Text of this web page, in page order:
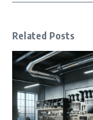
Related Posts